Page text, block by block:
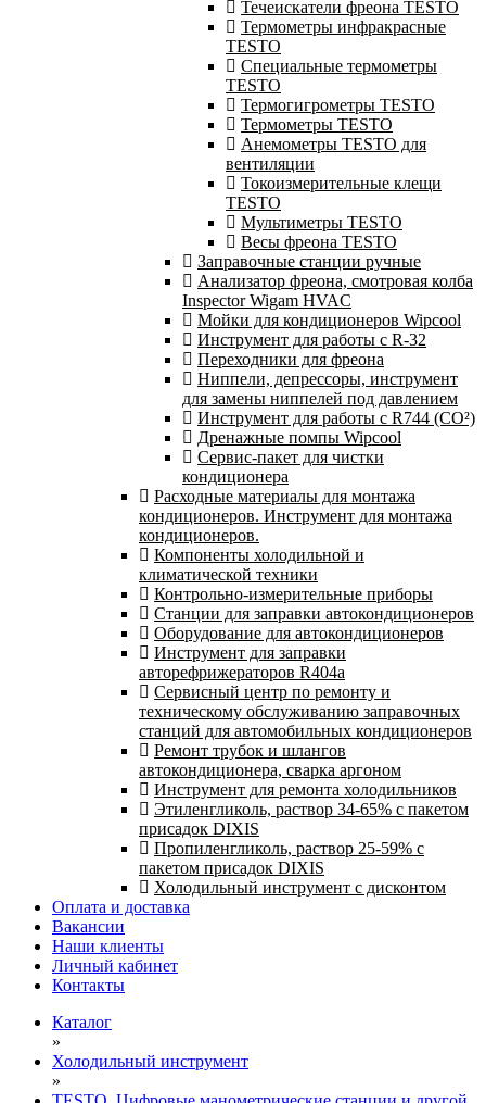
Течеискатели фреона TESTO
Термометры инфракрасные
TESTO
Специальные термометры
TESTO
Термогигрометры TESTO
Термометры TESTO
Анемометры TESTO для
вентиляции
Токоизмерительные клещи
TESTO
Мультиметры TESTO
Весы фреона TESTO
Заправочные станции ручные
Анализатор фреона, смотровая колба
Inspector Wigam HVAC
Мойки для кондиционеров Wipcool
Инструмент для работы с R-32
Переходники для фреона
Ниппели, депрессоры, инструмент
для замены ниппелей под давлением
Инструмент для работы с R744 (CO²)
Дренажные помпы Wipcool
Сервис-пакет для чистки
кондиционера
Расходные материалы для монтажа
кондиционеров. Инструмент для монтажа
кондиционеров.
Компоненты холодильной и
климатической техники
Контрольно-измерительные приборы
Станции для заправки автокондиционеров
Оборудование для автокондиционеров
Инструмент для заправки
авторефрижераторов R404a
Сервисный центр по ремонту и
техническому обслуживанию заправочных
станций для автомобильных кондиционеров
Ремонт трубок и шлангов
автокондиционера, сварка аргоном
Инструмент для ремонта холодильников
Этиленгликоль, раствор 34-65% с пакетом
присадок DIXIS
Пропиленгликоль, раствор 25-59% с
пакетом присадок DIXIS
Холодильный инструмент с дисконтом
Оплата и доставка
Вакансии
Наши клиенты
Личный кабинет
Контакты
Каталог
»
Холодильный инструмент
»